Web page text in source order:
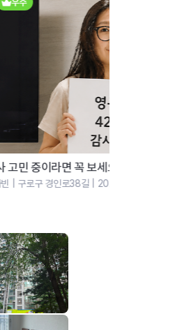
장부터 정리까지 감...